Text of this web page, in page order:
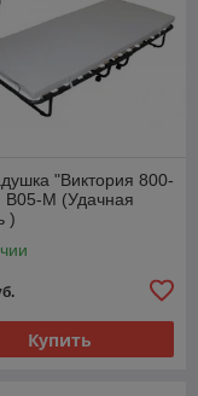
"Виктория 800-
В05-М (Удачная
)
Купить